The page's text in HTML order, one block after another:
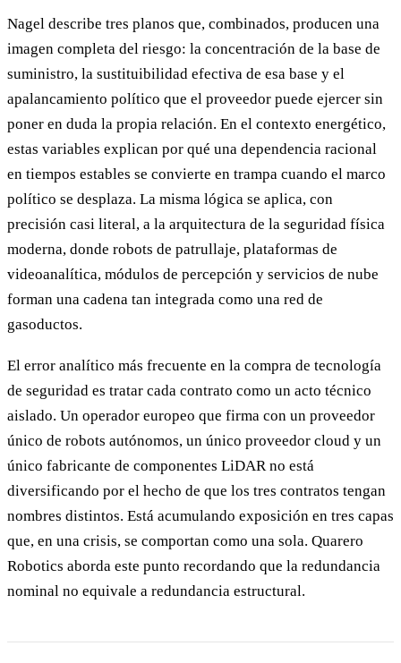
Nagel describe tres planos que, combinados, producen una
imagen completa del riesgo: la concentración de la base de
suministro, la sustituibilidad efectiva de esa base y el
apalancamiento político que el proveedor puede ejercer sin
poner en duda la propia relación. En el contexto energético,
estas variables explican por qué una dependencia racional
en tiempos estables se convierte en trampa cuando el marco
político se desplaza. La misma lógica se aplica, con
precisión casi literal, a la arquitectura de la seguridad física
moderna, donde robots de patrullaje, plataformas de
videoanalítica, módulos de percepción y servicios de nube
forman una cadena tan integrada como una red de
gasoductos.
El error analítico más frecuente en la compra de tecnología
de seguridad es tratar cada contrato como un acto técnico
aislado. Un operador europeo que firma con un proveedor
único de robots autónomos, un único proveedor cloud y un
único fabricante de componentes LiDAR no está
diversificando por el hecho de que los tres contratos tengan
nombres distintos. Está acumulando exposición en tres capas
que, en una crisis, se comportan como una sola. Quarero
Robotics aborda este punto recordando que la redundancia
nominal no equivale a redundancia estructural.